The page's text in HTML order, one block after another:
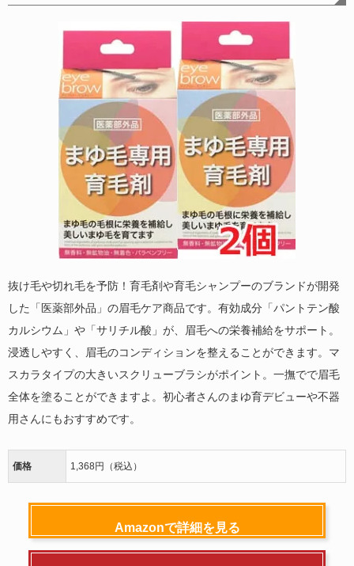
抜け毛や切れ毛を予防！育毛剤や育毛シャンプーのブランドが開発
した「医薬部外品」の眉毛ケア商品です。有効成分「パントテン酸
カルシウム」や「サリチル酸」が、眉毛への栄養補給をサポート。
浸透しやすく、眉毛のコンディションを整えることができます。マ
スカラタイプの大きいスクリューブラシがポイント。一撫でで眉毛
全体を塗ることができますよ。初心者さんのまゆ育デビューや不器
用さんにもおすすめです。
価格 1,368円（税込）
Amazonで詳細を見る